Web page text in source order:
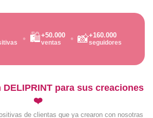
🛍️+50.000
ventas 📸+160.000
seguidores
para sus creaciones
❤️
de clientas que ya crearon con nosotras